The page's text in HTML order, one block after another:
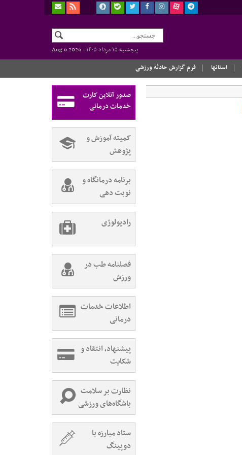
پنجشنبه ۱۵ مرداد ۱۴۰۵ -
Aug 6 2026
استانها فرم گزارش حادثه ورزشی
صدور آنلاین کارت
خدمات درمانی
کمیته آموزش و
پژوهش
برنامه درمانگاه و
نوبت دهی
رادیولوژی
فصلنامه طب در
ورزش
اطلاعات خدمات
درمانی
پیشنهاد، انتقاد و
شکایت
نظارت بر سلامت
باشگاه‌های ورزشی
ستاد مبارزه با
دوپینگ